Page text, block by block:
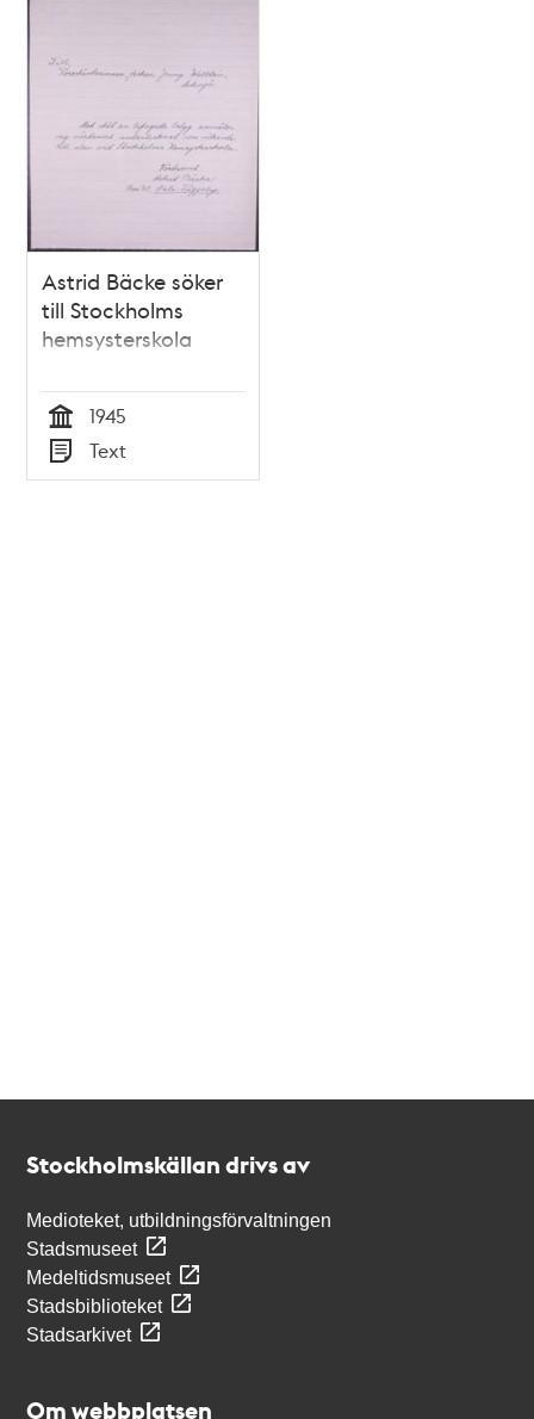
Astrid Bäcke söker
till Stockholms
hemsysterskola
Tid
1945
Typ
Text
Stockholmskällan drivs av
Medioteket, utbildningsförvaltningen
Stadsmuseet
Medeltidsmuseet
Stadsbiblioteket
Stadsarkivet
Om webbplatsen